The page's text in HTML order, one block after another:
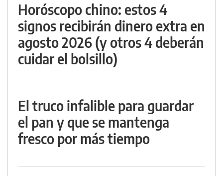
Horóscopo chino: estos 4
signos recibirán dinero extra en
agosto 2026 (y otros 4 deberán
cuidar el bolsillo)
El truco infalible para guardar
el pan y que se mantenga
fresco por más tiempo